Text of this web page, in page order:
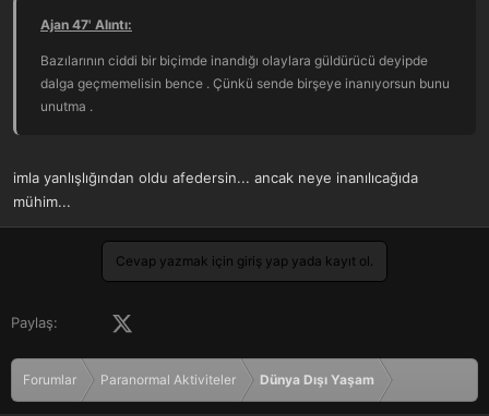
Ajan 47' Alıntı:
Bazılarının ciddi bir biçimde inandığı olaylara güldürücü deyipde
dalga geçmemelisin bence . Çünkü sende birşeye inanıyorsun bunu
unutma .
imla yanlışlığından oldu afedersin... ancak neye inanılıcağıda
mühim...
Cevap yazmak için giriş yap yada kayıt ol.
Paylaş: Facebook
Forumlar Paranormal Aktiviteler Dünya Dışı Yaşam